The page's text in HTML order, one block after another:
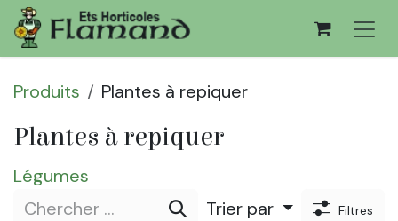
Se rendre au contenu
Produits Plantes à repiquer
Plantes à repiquer
Légumes
Trier par
Filtres